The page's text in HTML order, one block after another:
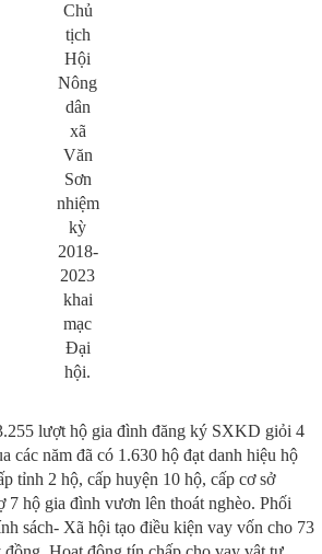
Chủ
tịch
Hội
Nông
dân
xã
Văn
Sơn
nhiệm
kỳ
2018-
2023
khai
mạc
Đại
hội.
lượt hộ gia đình đăng ký SXKD giỏi 4
các năm đã có 1.630 hộ đạt danh hiệu hộ
tỉnh 2 hộ, cấp huyện 10 hộ, cấp cơ sở
7 hộ gia đình vươn lên thoát nghèo. Phối
sách- Xã hội tạo điều kiện vay vốn cho 73